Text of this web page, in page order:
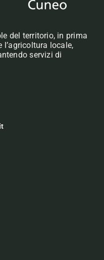
del territorio, in prima
l’agricoltura locale,
servizi di